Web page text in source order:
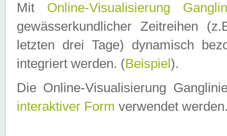
Mit Online-Visualisierung
gewässerkundlicher Zeitreihen
letzten drei Tage) dynamisch
integriert werden. (Beispiel ).
Die Online-Visualisierung
interaktiver Form verwendet